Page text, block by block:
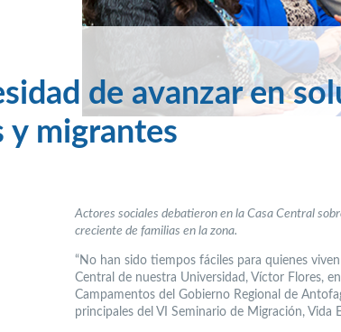
de avanzar en
y migrantes
Actores sociales debatieron en la Casa Central
creciente de familias en la zona.
“No han sido tiempos fáciles para quienes
Central de nuestra Universidad, Víctor Flores,
Campamentos del Gobierno Regional de
principales del VI Seminario de Migración, Vida